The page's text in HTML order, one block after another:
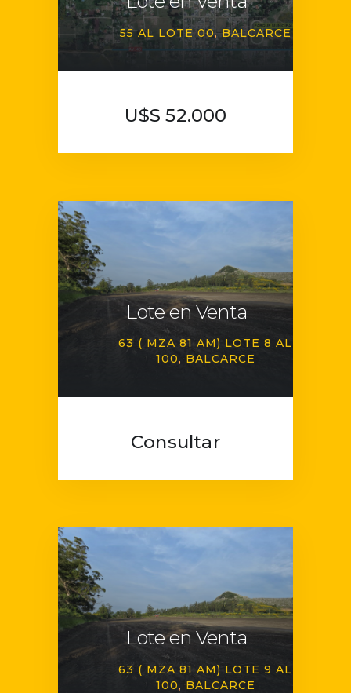
55 AL LOTE 00 BALCARCE
U$S 52.000
Lote en Venta
63 ( MZA 81 AM) LOTE 8 AL
100
BALCARCE
Consultar
Lote en Venta
63 ( MZA 81 AM) LOTE 9 AL
100
BALCARCE